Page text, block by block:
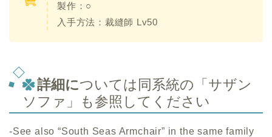
製作：○
入手方法：裁縫師 Lv50
詳細については同系統の「サザン
ソファ」も参照してください
-See also “South Seas Armchair” in the same family